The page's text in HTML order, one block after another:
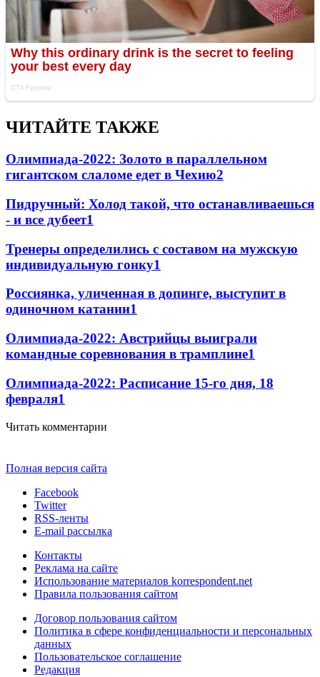
ЧИТАЙТЕ ТАКЖЕ
Олимпиада-2022: Золото в параллельном
гигантском слаломе едет в Чехию2
Пидручный: Холод такой, что останавливаешься
- и все дубеет1
Тренеры определились с составом на мужскую
индивидуальную гонку1
Россиянка, уличенная в допинге, выступит в
одиночном катании1
Олимпиада-2022: Австрийцы выиграли
командные соревнования в трамплине1
Олимпиада-2022: Расписание 15-го дня, 18
февраля1
Читать комментарии
Полная версия сайта
Facebook
Twitter
RSS-ленты
E-mail рассылка
Контакты
Реклама на сайте
Использование материалов korrespondent.net
Правила пользования сайтом
Договор пользования сайтом
Политика в сфере конфиденциальности и персональных
данных
Пользовательское соглашение
Редакция